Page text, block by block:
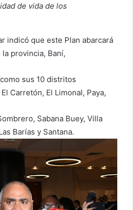
de vida de los
indicó que este Plan abarcará
provincia, Baní,
sus 10 distritos
Carretón, El Limonal, Paya,
Sabana Buey, Villa
Barías y Santana.